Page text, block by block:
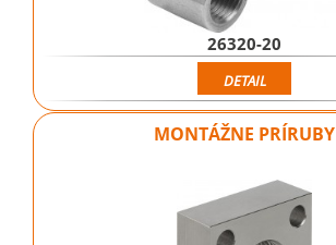
26320-20
DETAIL
MONTÁŽNE PRÍRUBY